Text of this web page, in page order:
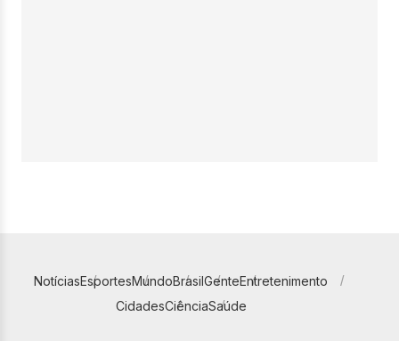
NotíciasEsportesMundoBrasilGenteEntretenimento
CidadesCiênciaSaúde